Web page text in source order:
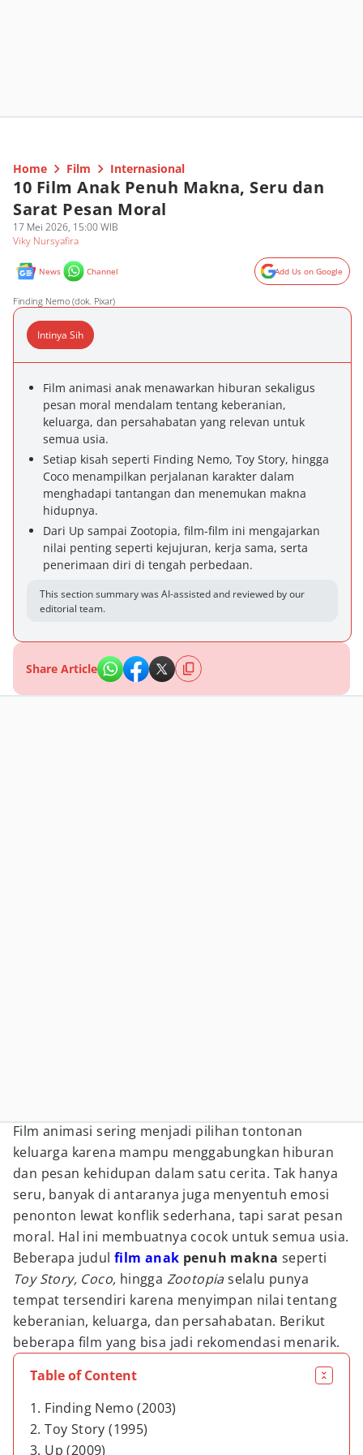
Home Film Internasional
10 Film Anak Penuh Makna, Seru dan
Sarat Pesan Moral
17 Mei 2026, 15:00 WIB
Viky Nursyafira
News Channel Add Us on Google
Finding Nemo (dok. Pixar)
Intinya Sih
Film animasi anak menawarkan hiburan sekaligus
pesan moral mendalam tentang keberanian,
keluarga, dan persahabatan yang relevan untuk
semua usia.
Setiap kisah seperti Finding Nemo, Toy Story, hingga
Coco menampilkan perjalanan karakter dalam
menghadapi tantangan dan menemukan makna
hidupnya.
Dari Up sampai Zootopia, film-film ini mengajarkan
nilai penting seperti kejujuran, kerja sama, serta
penerimaan diri di tengah perbedaan.
This section summary was AI-assisted and reviewed by our
editorial team.
Share Article
Film animasi sering menjadi pilihan tontonan
keluarga karena mampu menggabungkan hiburan
dan pesan kehidupan dalam satu cerita. Tak hanya
seru, banyak di antaranya juga menyentuh emosi
penonton lewat konflik sederhana, tapi sarat pesan
moral. Hal ini membuatnya cocok untuk semua usia.
Beberapa judul film anak penuh makna seperti
Toy Story, Coco, hingga Zootopiaselalu punya
tempat tersendiri karena menyimpan nilai tentang
keberanian, keluarga, dan persahabatan. Berikut
beberapa film yang bisa jadi rekomendasi menarik.
Table of Content
1. Finding Nemo (2003)
2. Toy Story (1995)
3. Up (2009)